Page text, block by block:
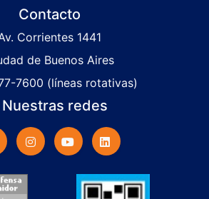
Contacto
Corrientes 1441
de Buenos Aires
7600 (líneas rotativas)
Nuestras redes